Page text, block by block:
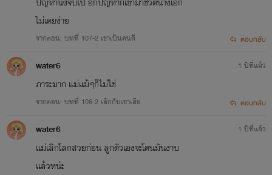
ไม่เคยง่าย
จากตอน: บทที่ 107-2 เขาเป็นคนดี ตอบกลับ
water6
ภาระมาก แม่แม้ๆก็ไม่ใช่
จากตอน: บทที่ 106-2 เลิกกับเขาเสีย
1 ปีที่แล้ว
ตอบกลับ
water6
แม่เลิกโลกสวยก่อน ลูกตัวเองจะโดนมันงาบ
แล้วหน่ะ
1 ปีที่แล้ว